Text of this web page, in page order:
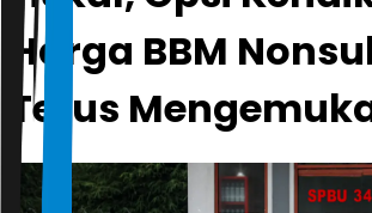
Harga BBM
Terus